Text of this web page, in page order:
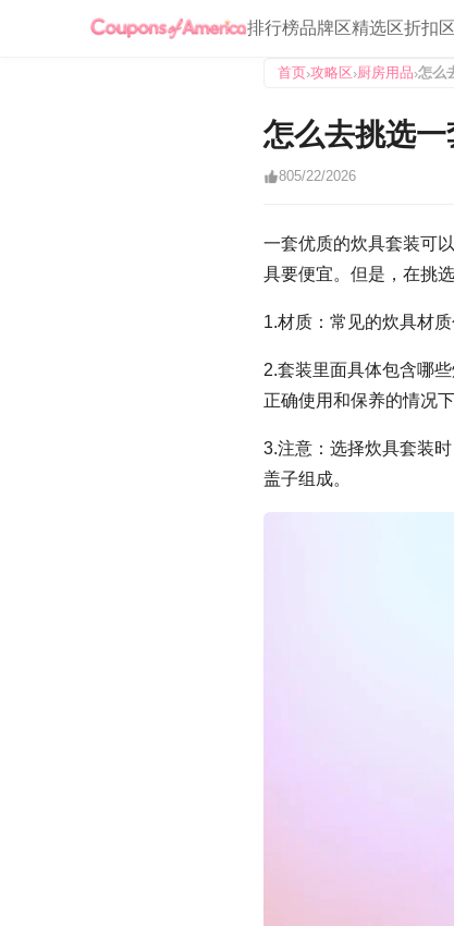
排行榜品牌区精选区折扣区
首页›攻略区›厨房用品›怎么
怎么去挑选
805/22/2026
一套优质的炊具套装可
具要便宜。但是，在挑
1.材质：常见的炊具材
2.套装里面具体包含哪
正确使用和保养的情况
3.注意：选择炊具套装
盖子组成。